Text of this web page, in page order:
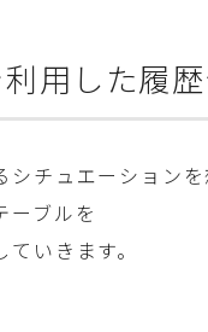
用した履
チュエーションを
ーブルを
いきます。